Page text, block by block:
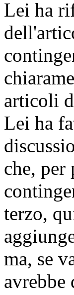
Lei ha
articoli
Lei ha
che, per
terzo,
ma, se
avrebbe